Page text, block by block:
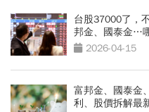
台股37000了，
邦金、國泰金…
2026-04-15
富邦金、國泰金
利、股價拆解最